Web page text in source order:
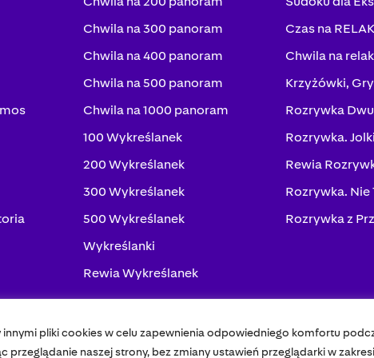
pliki cookies w celu zapewnienia odpowiedniego komfortu
przeglądanie naszej strony, bez zmiany ustawień przeglądarki w
Chwila na 300 panoram
Chwila na 400 panoram
Chwila na 500 panoram
Chwila na 1000 panoram
100 Wykreślanek
200 Wykreślanek
300 Wykreślanek
500 Wykreślanek
Wykreślanki
Rewia Wykreślanek
Czas na
Chwila na
Krzyżówki,
Rozrywka
Rozrywka. Jolki
Rewia
Rozrywka. Nie
Rozrywka z